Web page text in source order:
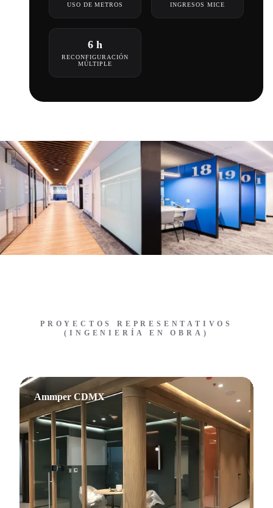
USO DE METROS INGRESOS MICE
6 h
RECONFIGURACIÓN
MÚLTIPLE
PROYECTOS REPRESENTATIVOS
(INGENIERÍA EN OBRA)
Ammper CDMX